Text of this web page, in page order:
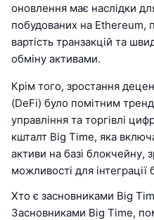
оновлення має наслідки
побудованих на Ethereum,
вартість транзакцій та
обміну активами.
Крім того, зростання
(DeFi) було помітним
управління та торгівлі
кшталт Big Time, яка
активи на базі блокчейну,
можливості для
Хто є засновниками Big
Засновниками Big Time,